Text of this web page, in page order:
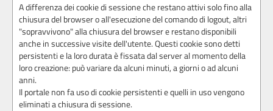
A differenza dei cookie di sessione che restano attivi solo fino alla
chiusura del browser o all'esecuzione del comando di logout, altri
"sopravvivono" alla chiusura del browser e restano disponibili
anche in successive visite dell'utente. Questi cookie sono detti
persistenti e la loro durata è fissata dal server al momento della
loro creazione: può variare da alcuni minuti, a giorni o ad alcuni
anni.
Il portale non fa uso di cookie persistenti e quelli in uso vengono
eliminati a chiusura di sessione.